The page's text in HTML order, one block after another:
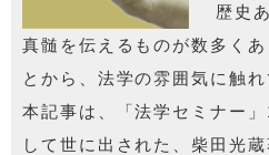
歴史
真髄を伝えるものが数多く
とから、法学の雰囲気に触れ
本記事は、「法学セミナー
して世に出された、柴田光